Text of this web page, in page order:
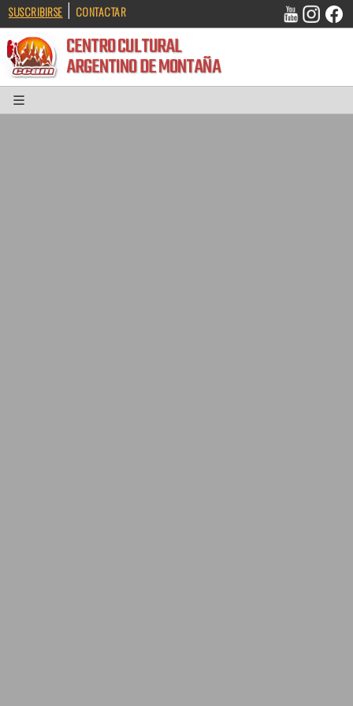
SUSCRIBIRSE | CONTACTAR
CENTRO CULTURAL
ARGENTINO DE MONTAÑA